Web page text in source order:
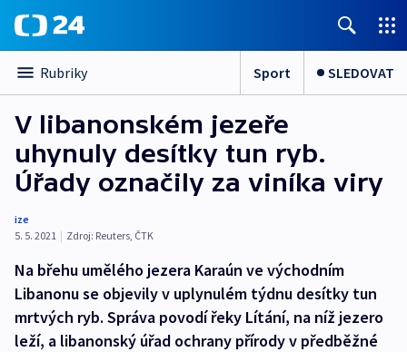
Rubriky Sport SLEDOVAT
V libanonském jezeře
uhynuly desítky tun ryb.
Úřady označily za viníka viry
ize
5. 5. 2021 | Zdroj: Reuters, ČTK
Na břehu umělého jezera Karaún ve východním
Libanonu se objevily v uplynulém týdnu desítky tun
mrtvých ryb. Správa povodí řeky Lítání, na níž jezero
leží, a libanonský úřad ochrany přírody v předběžné